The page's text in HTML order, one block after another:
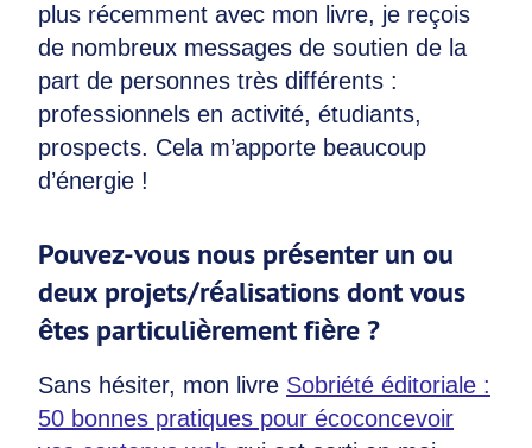
plus récemment avec mon livre, je reçois
de nombreux messages de soutien de la
part de personnes très différents :
professionnels en activité, étudiants,
prospects. Cela m’apporte beaucoup
d’énergie !
Pouvez-vous nous présenter un ou
deux projets/réalisations dont vous
êtes particulièrement fière ?
Sans hésiter, mon livre Sobriété éditoriale :
50 bonnes pratiques pour écoconcevoir